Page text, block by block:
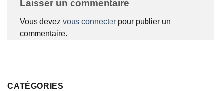
Laisser un commentaire
Vous devez vous connecter pour publier un
commentaire.
CATÉGORIES